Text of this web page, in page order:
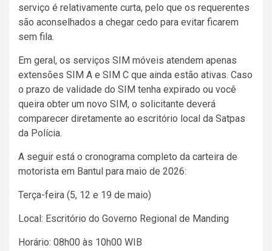
serviço é relativamente curta, pelo que os requerentes
são aconselhados a chegar cedo para evitar ficarem
sem fila.
Em geral, os serviços SIM móveis atendem apenas
extensões SIM A e SIM C que ainda estão ativas. Caso
o prazo de validade do SIM tenha expirado ou você
queira obter um novo SIM, o solicitante deverá
comparecer diretamente ao escritório local da Satpas
da Polícia.
A seguir está o cronograma completo da carteira de
motorista em Bantul para maio de 2026:
Terça-feira (5, 12 e 19 de maio)
Local: Escritório do Governo Regional de Manding
Horário: 08h00 às 10h00 WIB